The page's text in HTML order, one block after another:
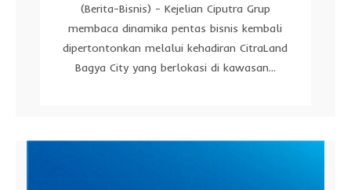
(Berita-Bisnis) - Kejelian Ciputra Grup
membaca dinamika pentas bisnis kembali
dipertontonkan melalui kehadiran CitraLand
Bagya City yang berlokasi di kawasan...